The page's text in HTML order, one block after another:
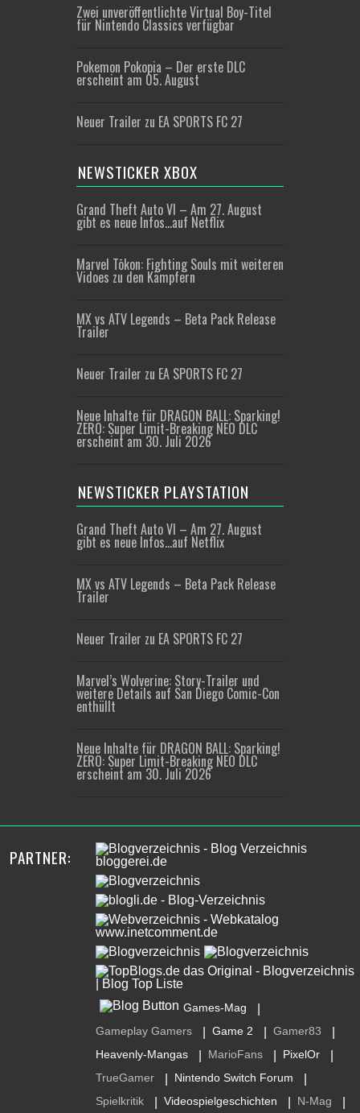
Zwei unveröffentlichte Virtual Boy-Titel
für Nintendo Classics verfügbar
Pokemon Pokopia – Der erste DLC
erscheint am 05. August
Neuer Trailer zu EA SPORTS FC 27
NEWSTICKER XBOX
Grand Theft Auto VI – Am 27. August
gibt es neue Infos…auf Netflix
Marvel Tōkon: Fighting Souls mit weiteren
Vidoes zu den Kämpfern
MX vs ATV Legends – Beta Pack Release
Trailer
Neuer Trailer zu EA SPORTS FC 27
Neue Inhalte für DRAGON BALL: Sparking!
ZERO: Super Limit-Breaking NEO DLC
erscheint am 30. Juli 2026
NEWSTICKER PLAYSTATION
Grand Theft Auto VI – Am 27. August
gibt es neue Infos…auf Netflix
MX vs ATV Legends – Beta Pack Release
Trailer
Neuer Trailer zu EA SPORTS FC 27
Marvel’s Wolverine: Story-Trailer und
weitere Details auf San Diego Comic-Con
enthüllt
Neue Inhalte für DRAGON BALL: Sparking!
ZERO: Super Limit-Breaking NEO DLC
erscheint am 30. Juli 2026
PARTNER:
Games-Mag
Gameplay Gamers Game 2 Gamer83
Heavenly-Mangas MarioFans PixelOr
TrueGamer Nintendo Switch Forum
Spielkritik Videospielgeschichten N-Mag